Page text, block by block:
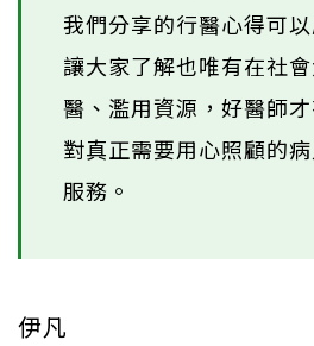
我們分享的行醫心得可
讓大家了解也唯有在社
醫、濫用資源，好醫師
對真正需要用心照顧的
服務。
伊凡